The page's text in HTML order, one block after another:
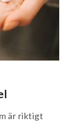
är riktigt